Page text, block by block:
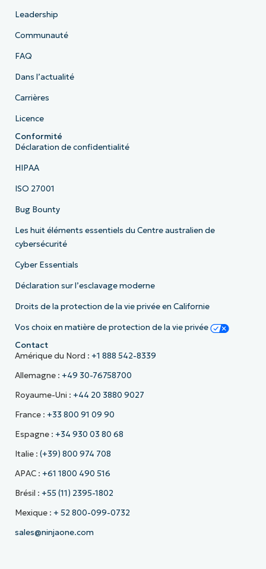
Leadership
Communauté
FAQ
Dans l’actualité
Carrières
Licence
Conformité
Déclaration de confidentialité
HIPAA
ISO 27001
Bug Bounty
Les huit éléments essentiels du Centre australien de
cybersécurité
Cyber Essentials
Déclaration sur l’esclavage moderne
Droits de la protection de la vie privée en Californie
Vos choix en matière de protection de la vie privée
Contact
Amérique du Nord : +1 888 542-8339
Allemagne : +49 30-76758700
Royaume-Uni : +44 20 3880 9027
France : +33 800 91 09 90
Espagne : +34 930 03 80 68
Italie : (+39) 800 974 708
APAC : +61 1800 490 516
Brésil : +55 (11) 2395-1802
Mexique : + 52 800-099-0732
sales@ninjaone.com